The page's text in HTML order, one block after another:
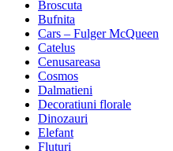
Broscuta
Bufnita
Cars – Fulger McQueen
Catelus
Cenusareasa
Cosmos
Dalmatieni
Decoratiuni florale
Dinozauri
Elefant
Fluturi